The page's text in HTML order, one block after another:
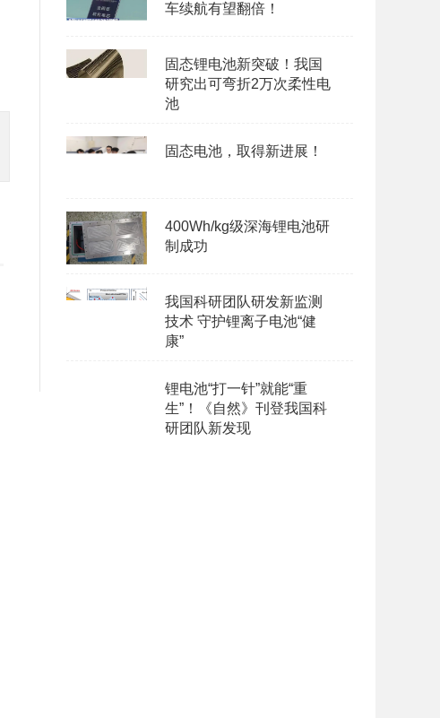
车续航有望翻倍！
固态锂电池新突破！我国
研究出可弯折2万次柔性电
池
固态电池，取得新进展！
400Wh/kg级深海锂电池研
制成功
我国科研团队研发新监测
技术 守护锂离子电池“健
康”
锂电池“打一针”就能“重
生”！《自然》刊登我国科
研团队新发现